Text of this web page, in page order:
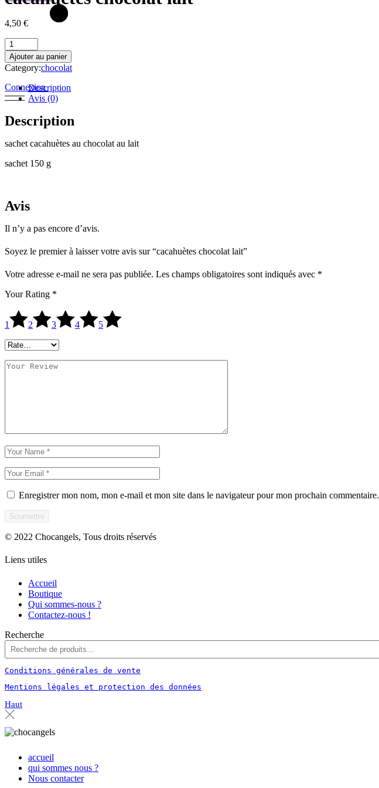
Connexion
4,50 €
cacahuètes
chocolat
lait
quantity
Ajouter au panier
Category:chocolat
Description
Avis (0)
Description
sachet cacahuètes au chocolat au lait
sachet 150 g
Avis
Il n’y a pas encore d’avis.
Soyez le premier à laisser votre avis sur “cacahuètes chocolat lait”
Votre adresse e-mail ne sera pas publiée. Les champs obligatoires sont indiqués avec *
Your Rating *
1 2 3 4 5
Enregistrer mon nom, mon e-mail et mon site dans le navigateur pour mon prochain commentaire.
Soumettre
© 2022 Chocangels, Tous droits réservés
Liens utiles
Accueil
Boutique
Qui sommes-nous ?
Contactez-nous !
Recherche
Conditions générales de vente
Mentions légales et protection des données
Haut
accueil
qui sommes nous ?
Nous contacter